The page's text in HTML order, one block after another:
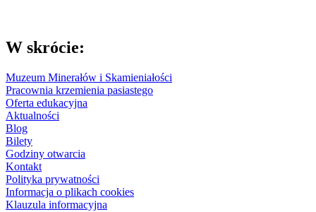
W skrócie:
Muzeum Minerałów i Skamieniałości
Pracownia krzemienia pasiastego
Oferta edukacyjna
Aktualności
Blog
Bilety
Godziny otwarcia
Kontakt
Polityka prywatności
Informacja o plikach cookies
Klauzula informacyjna